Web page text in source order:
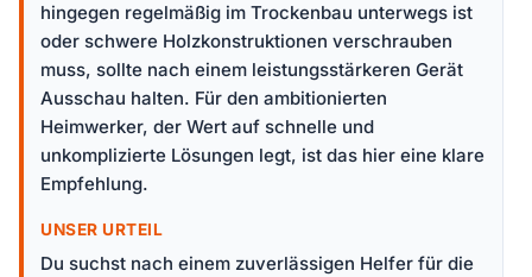
hingegen regelmäßig im Trockenbau unterwegs ist
oder schwere Holzkonstruktionen verschrauben
muss, sollte nach einem leistungsstärkeren Gerät
Ausschau halten. Für den ambitionierten
Heimwerker, der Wert auf schnelle und
unkomplizierte Lösungen legt, ist das hier eine klare
Empfehlung.
UNSER URTEIL
Du suchst nach einem zuverlässigen Helfer für die